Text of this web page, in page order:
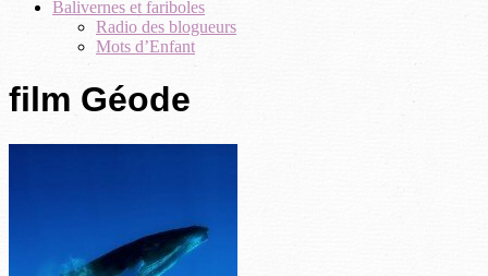
Balivernes et fariboles
Radio des blogueurs
Mots d’Enfant
film Géode